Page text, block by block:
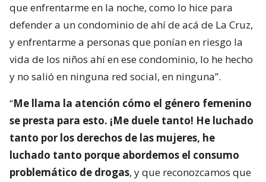
que enfrentarme en la noche, como lo hice para
defender a un condominio de ahí de acá de La Cruz,
y enfrentarme a personas que ponían en riesgo la
vida de los niños ahí en ese condominio, lo he hecho
y no salió en ninguna red social, en ninguna”.
“Me llama la atención cómo el género femenino
se presta para esto. ¡Me duele tanto! He luchado
tanto por los derechos de las mujeres, he
luchado tanto porque abordemos el consumo
problemático de drogas, y que reconozcamos que